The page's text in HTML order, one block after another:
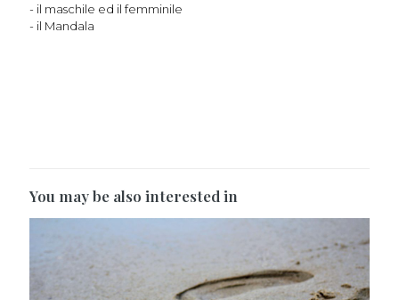
- il maschile ed il femminile
- il Mandala
You may be also interested in